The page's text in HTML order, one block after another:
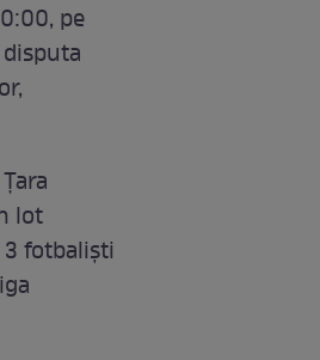
pe
lot
fotbalişti